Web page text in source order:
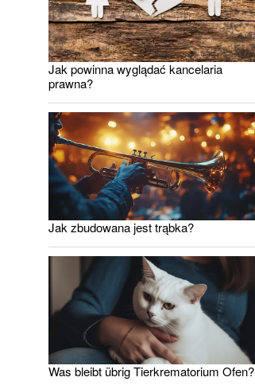
Jak powinna wyglądać kancelaria
prawna?
Jak zbudowana jest trąbka?
Was bleibt übrig Tierkrematorium Ofen?